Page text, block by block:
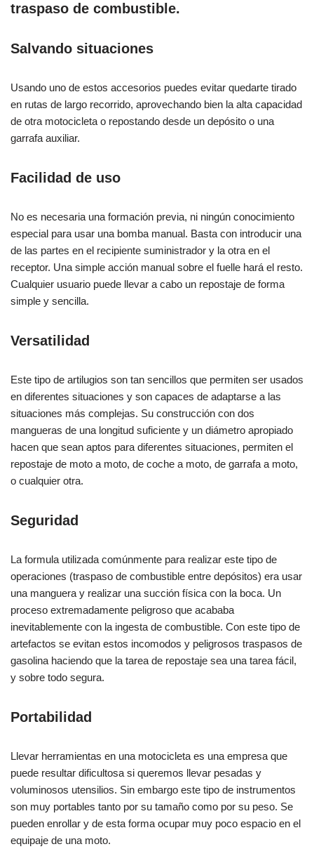
traspaso de combustible.
Salvando situaciones
Usando uno de estos accesorios puedes evitar quedarte tirado
en rutas de largo recorrido, aprovechando bien la alta capacidad
de otra motocicleta o repostando desde un depósito o una
garrafa auxiliar.
Facilidad de uso
No es necesaria una formación previa, ni ningún conocimiento
especial para usar una bomba manual. Basta con introducir una
de las partes en el recipiente suministrador y la otra en el
receptor. Una simple acción manual sobre el fuelle hará el resto.
Cualquier usuario puede llevar a cabo un repostaje de forma
simple y sencilla.
Versatilidad
Este tipo de artilugios son tan sencillos que permiten ser usados
en diferentes situaciones y son capaces de adaptarse a las
situaciones más complejas. Su construcción con dos
mangueras de una longitud suficiente y un diámetro apropiado
hacen que sean aptos para diferentes situaciones, permiten el
repostaje de moto a moto, de coche a moto, de garrafa a moto,
o cualquier otra.
Seguridad
La formula utilizada comúnmente para realizar este tipo de
operaciones (traspaso de combustible entre depósitos) era usar
una manguera y realizar una succión física con la boca. Un
proceso extremadamente peligroso que acababa
inevitablemente con la ingesta de combustible. Con este tipo de
artefactos se evitan estos incomodos y peligrosos traspasos de
gasolina haciendo que la tarea de repostaje sea una tarea fácil,
y sobre todo segura.
Portabilidad
Llevar herramientas en una motocicleta es una empresa que
puede resultar dificultosa si queremos llevar pesadas y
voluminosos utensilios. Sin embargo este tipo de instrumentos
son muy portables tanto por su tamaño como por su peso. Se
pueden enrollar y de esta forma ocupar muy poco espacio en el
equipaje de una moto.